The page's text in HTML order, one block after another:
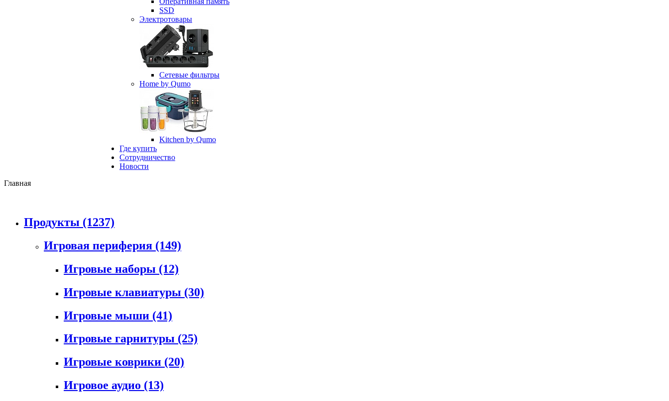
SSD
Электротовары
Сетевые фильтры
Home by Qumo
Kitchen by Qumo
Где купить
Сотрудничество
Новости
Главная
Продукты (1237)
Игровая периферия (149)
Игровые наборы (12)
Игровые клавиатуры (30)
Игровые мыши (41)
Игровые гарнитуры (25)
Игровые коврики (20)
Игровое аудио (13)